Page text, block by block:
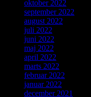
oktober 2022
september 2022
august 2022
juli 2022
juni 2022
maj 2022
april 2022
marts 2022
februar 2022
januar 2022
december 2021